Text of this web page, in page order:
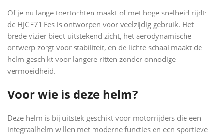
Of je nu lange toertochten maakt of met hoge snelheid rijdt:
de HJC F71 Fes is ontworpen voor veelzijdig gebruik. Het
brede vizier biedt uitstekend zicht, het aerodynamische
ontwerp zorgt voor stabiliteit, en de lichte schaal maakt de
helm geschikt voor langere ritten zonder onnodige
vermoeidheid.
Voor wie is deze helm?
Deze helm is bij uitstek geschikt voor motorrijders die een
integraalhelm willen met moderne functies en een sportieve